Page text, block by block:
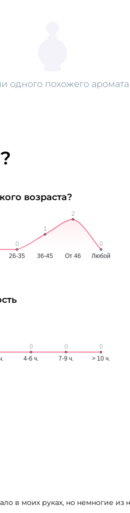
одного похожего аромата
возраста?
в моих руках, но немногие из